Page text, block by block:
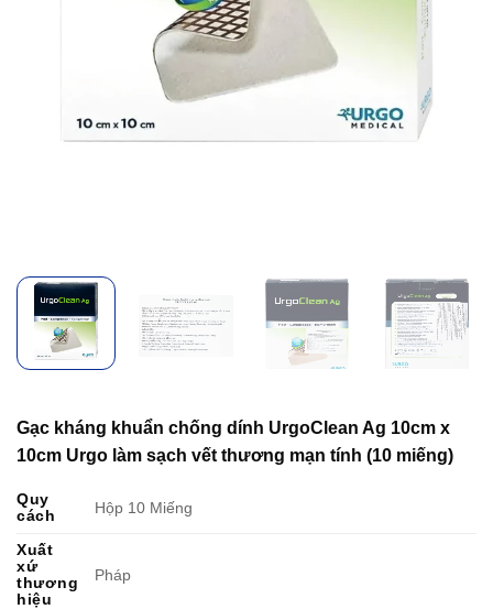
Gạc kháng khuẩn chống dính UrgoClean Ag 10cm x
10cm Urgo làm sạch vết thương mạn tính (10 miếng)
Quy
cách
Hộp 10 Miếng
Xuất
xứ
thương
hiệu
Pháp